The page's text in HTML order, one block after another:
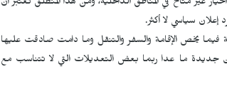
متاح في المناطق الداخلية، ومن هذا المنطلق تعتبر أن
إعلان سياسي لا أكثر.
فيما يخص الإقامة والسفر والتنقل وما دامت صادقت عليها
جديدة ما عدا ربما بعض التعديلات التي لا تتناسب مع